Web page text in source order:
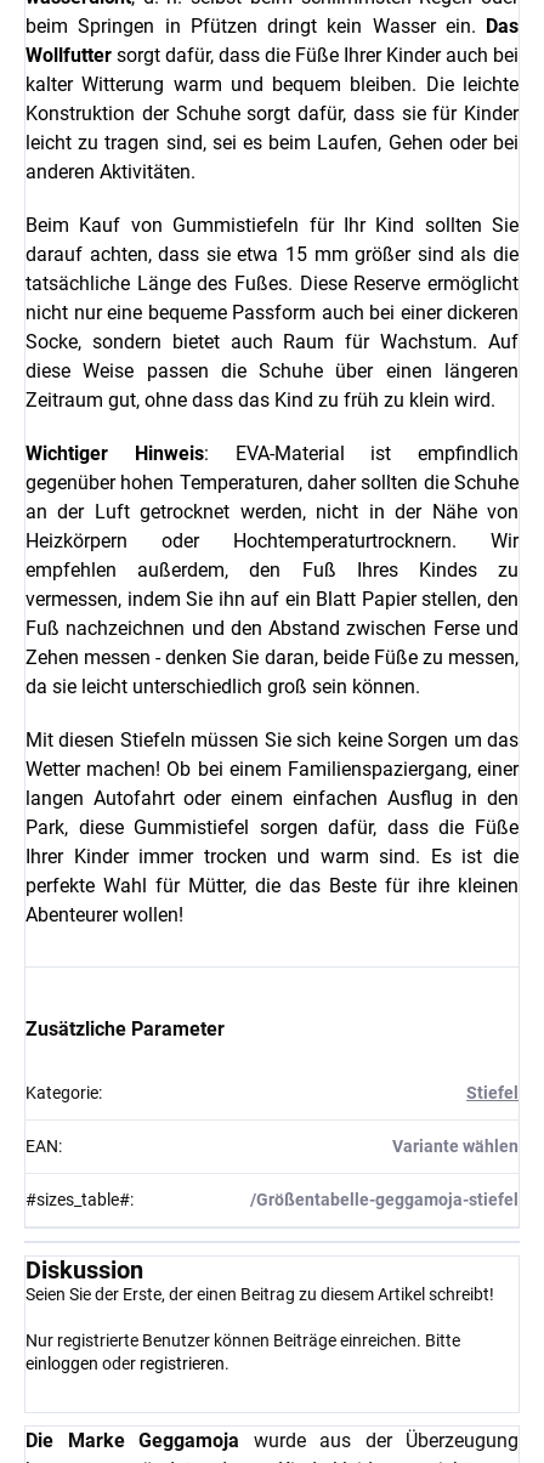
beim Springen in Pfützen dringt kein Wasser ein. Das
Wollfutter sorgt dafür, dass die Füße Ihrer Kinder auch bei
kalter Witterung warm und bequem bleiben. Die leichte
Konstruktion der Schuhe sorgt dafür, dass sie für Kinder
leicht zu tragen sind, sei es beim Laufen, Gehen oder bei
anderen Aktivitäten.
Beim Kauf von Gummistiefeln für Ihr Kind sollten Sie
darauf achten, dass sie etwa 15 mm größer sind als die
tatsächliche Länge des Fußes. Diese Reserve ermöglicht
nicht nur eine bequeme Passform auch bei einer dickeren
Socke, sondern bietet auch Raum für Wachstum. Auf
diese Weise passen die Schuhe über einen längeren
Zeitraum gut, ohne dass das Kind zu früh zu klein wird.
Wichtiger Hinweis: EVA-Material ist empfindlich
gegenüber hohen Temperaturen, daher sollten die Schuhe
an der Luft getrocknet werden, nicht in der Nähe von
Heizkörpern oder Hochtemperaturtrocknern. Wir
empfehlen außerdem, den Fuß Ihres Kindes zu
vermessen, indem Sie ihn auf ein Blatt Papier stellen, den
Fuß nachzeichnen und den Abstand zwischen Ferse und
Zehen messen - denken Sie daran, beide Füße zu messen,
da sie leicht unterschiedlich groß sein können.
Mit diesen Stiefeln müssen Sie sich keine Sorgen um das
Wetter machen! Ob bei einem Familienspaziergang, einer
langen Autofahrt oder einem einfachen Ausflug in den
Park, diese Gummistiefel sorgen dafür, dass die Füße
Ihrer Kinder immer trocken und warm sind. Es ist die
perfekte Wahl für Mütter, die das Beste für ihre kleinen
Abenteurer wollen!
Zusätzliche Parameter
Kategorie: Stiefel
EAN: Variante wählen
#sizes_table#: /Größentabelle-geggamoja-stiefel
Diskussion
Seien Sie der Erste, der einen Beitrag zu diesem Artikel schreibt!
Nur registrierte Benutzer können Beiträge einreichen. Bitte
einloggen oder registrieren.
Die Marke Geggamoja wurde aus der Überzeugung